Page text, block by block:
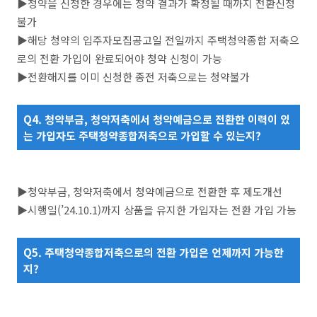
▶청약을 신청한 경우에는 청약 결과가 확정될 때까지 전환신청
불가
▶해당 청약의 입주자모집공고일 전일까지 주택청약종합 저축으
로의 전환 가입이 완료되어야 청약 신청이 가능
▶전환해지를 이미 신청한 종전 저축으로는 청약불가
Q4. 청약부금, 청약저축에서 청약예금으로 전환한 이력이 있
는 가입자도 주택청약종합저축으로 가입할 수 있는지?
▶청약부금, 청약저축에서 청약예금으로 전환한 후 제도개선
▶시행일(’24.10.1)까지 상품을 유지한 가입자는 전환 가입 가능
Q5. 주택청약종합저축으로의 전환 가입은 언제까지 가능한
지?